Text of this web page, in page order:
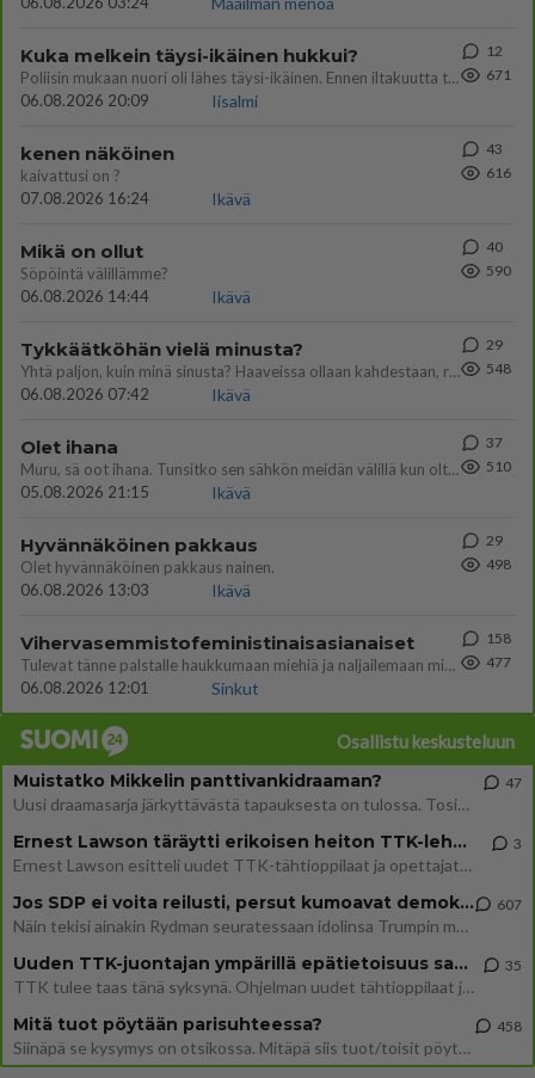
Kuka melkein täysi-ikäinen hukkui?
Poliisin mukaan nuori oli lähes täysi-ikäinen. Ennen iltakuutta tulleen ilmoituksen mukaan ihminen oli joutunut mahdoll
06.08.2026 20:09
Iisalmi
12
671
kenen näköinen
kaivattusi on ?
07.08.2026 16:24
Ikävä
43
616
Mikä on ollut
Söpöintä välillämme?
06.08.2026 14:44
Ikävä
40
590
Tykkäätköhän vielä minusta?
Yhtä paljon, kuin minä sinusta? Haaveissa ollaan kahdestaan, rauhassa ja lähennytään fyysisesti ja tutustutaan syvemmin
06.08.2026 07:42
Ikävä
29
548
Olet ihana
Muru, sä oot ihana. Tunsitko sen sähkön meidän välillä kun oltiin ihan låhekkäin? 👩‍❤️‍👩❤️😼😘
05.08.2026 21:15
Ikävä
37
510
Hyvännäköinen pakkaus
Olet hyvännäköinen pakkaus nainen.
06.08.2026 13:03
Ikävä
29
498
Vihervasemmistofeministinaisasianaiset
Tulevat tänne palstalle haukkumaan miehiä ja naljailemaan miehelle, kehuvat olevansa heitä parempia. Itse asuvat MIEHE
06.08.2026 12:01
Sinkut
158
477
Osallistu keskusteluun
Muistatko Mikkelin panttivankidraaman?
Uusi draamasarja järkyttävästä tapauksesta on tulossa. Tositapahtumiin perustuva sarja ammentaa vuoden 1986 Mikkelin pan
47
Ernest Lawson täräytti erikoisen heiton TTK-lehdistötilaisuudessa: " Onko tässä tarkoituksena...?"
Ernest Lawson esitteli uudet TTK-tähtioppilaat ja opettajat torstaina 6.8. lehdistölle. Tulevalla kaudella on yksi hausk
3
Jos SDP ei voita reilusti, persut kumoavat demokratian Suomesta
Näin tekisi ainakin Rydman seuratessaan idolinsa Trumpin mallia https://www.is.fi/politiikka/art-2000012187244.html
607
Uuden TTK-juontajan ympärillä epätietoisuus sakenee - Nyt MTV hämmentää soppaa
TTK tulee taas tänä syksynä. Ohjelman uudet tähtioppilaat julkistetaan torstaina 6. elokuuta klo 14 alkavassa lehdistö
35
Mitä tuot pöytään parisuhteessa?
Siinäpä se kysymys on otsikossa. Mitäpä siis tuot/toisit pöytään parisuhteessa? Oletko mies vai nainen? Koetko sen mitä
458